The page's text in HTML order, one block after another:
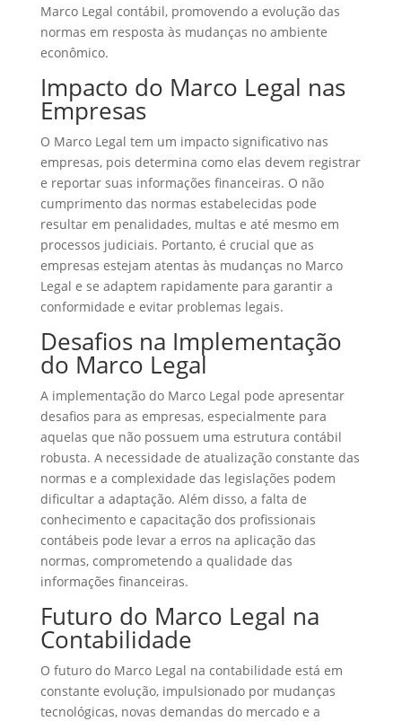
Marco Legal contábil, promovendo a evolução das
normas em resposta às mudanças no ambiente
econômico.
Impacto do Marco Legal nas
Empresas
O Marco Legal tem um impacto significativo nas
empresas, pois determina como elas devem registrar
e reportar suas informações financeiras. O não
cumprimento das normas estabelecidas pode
resultar em penalidades, multas e até mesmo em
processos judiciais. Portanto, é crucial que as
empresas estejam atentas às mudanças no Marco
Legal e se adaptem rapidamente para garantir a
conformidade e evitar problemas legais.
Desafios na Implementação
do Marco Legal
A implementação do Marco Legal pode apresentar
desafios para as empresas, especialmente para
aquelas que não possuem uma estrutura contábil
robusta. A necessidade de atualização constante das
normas e a complexidade das legislações podem
dificultar a adaptação. Além disso, a falta de
conhecimento e capacitação dos profissionais
contábeis pode levar a erros na aplicação das
normas, comprometendo a qualidade das
informações financeiras.
Futuro do Marco Legal na
Contabilidade
O futuro do Marco Legal na contabilidade está em
constante evolução, impulsionado por mudanças
tecnológicas, novas demandas do mercado e a